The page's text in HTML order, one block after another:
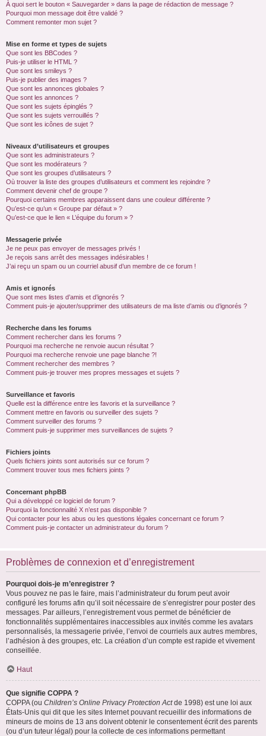
À quoi sert le bouton « Sauvegarder » dans la page de rédaction de message ?
Pourquoi mon message doit être validé ?
Comment remonter mon sujet ?
Mise en forme et types de sujets
Que sont les BBCodes ?
Puis-je utiliser le HTML ?
Que sont les smileys ?
Puis-je publier des images ?
Que sont les annonces globales ?
Que sont les annonces ?
Que sont les sujets épinglés ?
Que sont les sujets verrouillés ?
Que sont les icônes de sujet ?
Niveaux d’utilisateurs et groupes
Que sont les administrateurs ?
Que sont les modérateurs ?
Que sont les groupes d’utilisateurs ?
Où trouver la liste des groupes d’utilisateurs et comment les rejoindre ?
Comment devenir chef de groupe ?
Pourquoi certains membres apparaissent dans une couleur différente ?
Qu’est-ce qu’un « Groupe par défaut » ?
Qu’est-ce que le lien « L’équipe du forum » ?
Messagerie privée
Je ne peux pas envoyer de messages privés !
Je reçois sans arrêt des messages indésirables !
J’ai reçu un spam ou un courriel abusif d’un membre de ce forum !
Amis et ignorés
Que sont mes listes d’amis et d’ignorés ?
Comment puis-je ajouter/supprimer des utilisateurs de ma liste d’amis ou d’ignorés ?
Recherche dans les forums
Comment rechercher dans les forums ?
Pourquoi ma recherche ne renvoie aucun résultat ?
Pourquoi ma recherche renvoie une page blanche ?!
Comment rechercher des membres ?
Comment puis-je trouver mes propres messages et sujets ?
Surveillance et favoris
Quelle est la différence entre les favoris et la surveillance ?
Comment mettre en favoris ou surveiller des sujets ?
Comment surveiller des forums ?
Comment puis-je supprimer mes surveillances de sujets ?
Fichiers joints
Quels fichiers joints sont autorisés sur ce forum ?
Comment trouver tous mes fichiers joints ?
Concernant phpBB
Qui a développé ce logiciel de forum ?
Pourquoi la fonctionnalité X n’est pas disponible ?
Qui contacter pour les abus ou les questions légales concernant ce forum ?
Comment puis-je contacter un administrateur du forum ?
Problèmes de connexion et d’enregistrement
Pourquoi dois-je m’enregistrer ?
Vous pouvez ne pas le faire, mais l’administrateur du forum peut avoir
configuré les forums afin qu’il soit nécessaire de s’enregistrer pour poster des
messages. Par ailleurs, l’enregistrement vous permet de bénéficier de
fonctionnalités supplémentaires inaccessibles aux invités comme les avatars
personnalisés, la messagerie privée, l’envoi de courriels aux autres membres,
l’adhésion à des groupes, etc. La création d’un compte est rapide et vivement
conseillée.
Haut
Que signifie COPPA ?
COPPA (ou Children’s Online Privacy Protection Actde 1998) est une loi aux
États-Unis qui dit que les sites Internet pouvant recueillir des informations de
mineurs de moins de 13 ans doivent obtenir le consentement écrit des parents
(ou d’un tuteur légal) pour la collecte de ces informations permettant